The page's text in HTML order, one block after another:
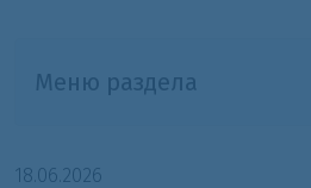
Меню раздела
18.06.2026